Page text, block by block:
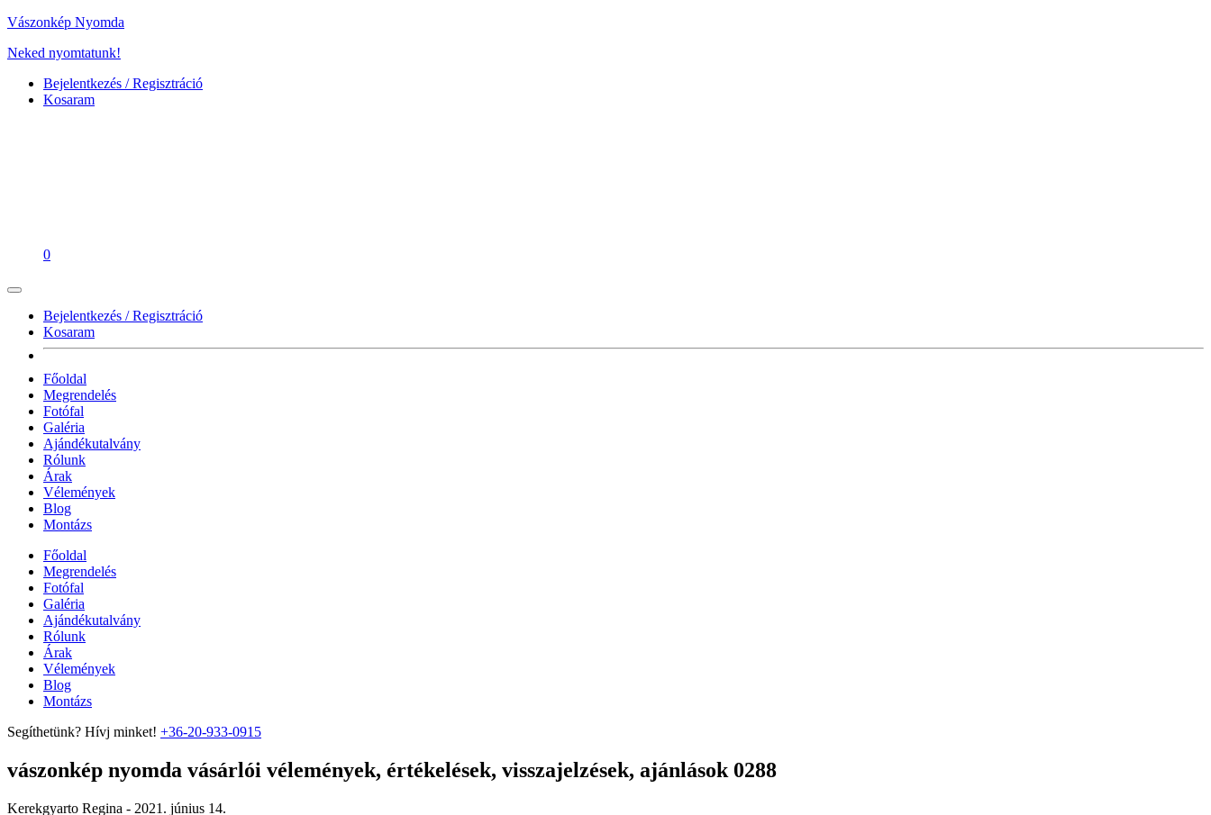
Vászonkép Nyomda
Neked nyomtatunk!
Bejelentkezés / Regisztráció
Kosaram
0
Bejelentkezés / Regisztráció
Kosaram
Főoldal
Megrendelés
Fotófal
Galéria
Ajándékutalvány
Rólunk
Árak
Vélemények
Blog
Montázs
Főoldal
Megrendelés
Fotófal
Galéria
Ajándékutalvány
Rólunk
Árak
Vélemények
Blog
Montázs
Segíthetünk? Hívj minket! +36-20-933-0915
vászonkép nyomda vásárlói vélemények, értékelések, visszajelzések, ajánlások 0288
Kerekgyarto Regina - 2021. június 14.